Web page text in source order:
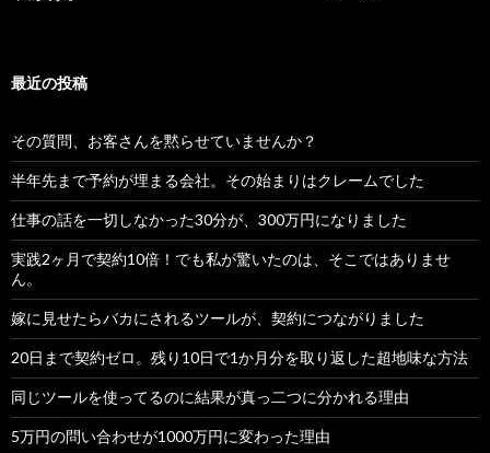
最近の投稿
その質問、お客さんを黙らせていませんか？
半年先まで予約が埋まる会社。その始まりはクレームでした
仕事の話を一切しなかった30分が、300万円になりました
実践2ヶ月で契約10倍！でも私が驚いたのは、そこではありませ
ん。
嫁に見せたらバカにされるツールが、契約につながりました
20日まで契約ゼロ。残り10日で1か月分を取り返した超地味な方法
同じツールを使ってるのに結果が真っ二つに分かれる理由
5万円の問い合わせが1000万円に変わった理由